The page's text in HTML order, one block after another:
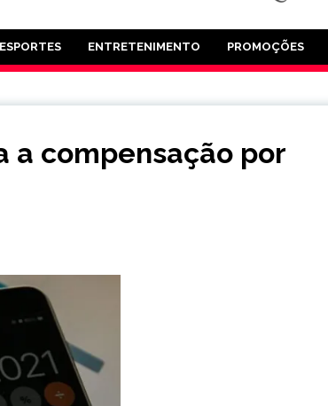
ESPORTES ENTRETENIMENTO PROMOÇÕES
a compensação por